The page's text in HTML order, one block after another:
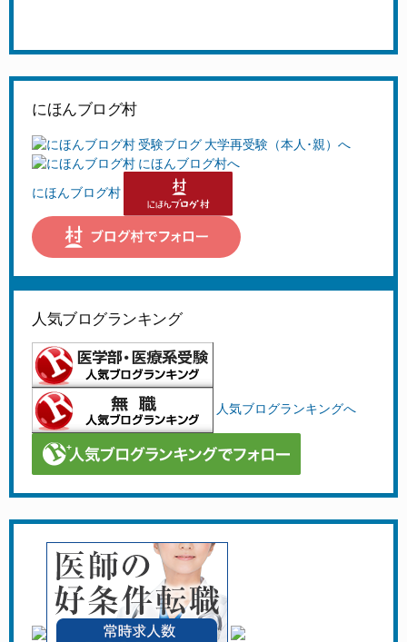
にほんブログ村
にほんブログ村
人気ブログランキング
人気ブログランキングへ